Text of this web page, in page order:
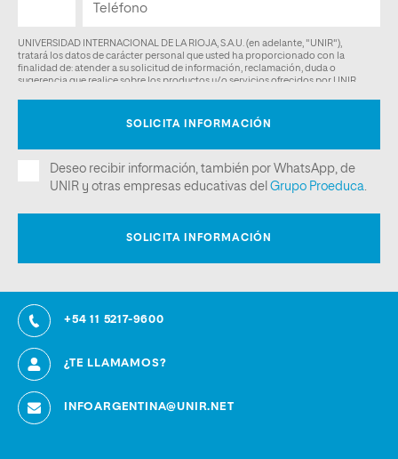
+54 11 5217-9600
¿TE LLAMAMOS?
INFOARGENTINA@UNIR.NET